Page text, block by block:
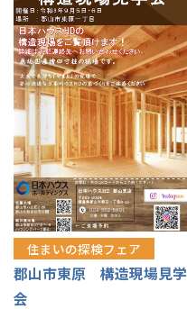
住まいの探検フェア
郡山市東原 構造現場見学
会